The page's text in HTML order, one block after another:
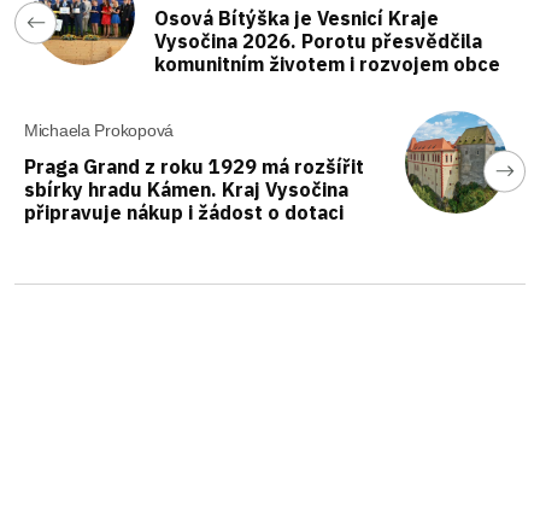
Osová Bítýška je Vesnicí Kraje
Vysočina 2026. Porotu přesvědčila
komunitním životem i rozvojem obce
Michaela Prokopová
Praga Grand z roku 1929 má rozšířit
sbírky hradu Kámen. Kraj Vysočina
připravuje nákup i žádost o dotaci